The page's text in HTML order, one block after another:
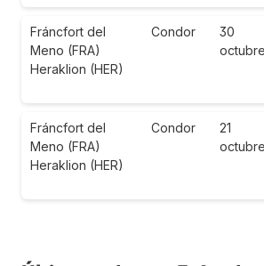
Fráncfort del
Meno (FRA)
Heraklion (HER)
Condor
30
octubre
Fráncfort del
Meno (FRA)
Heraklion (HER)
Condor
21
octubre